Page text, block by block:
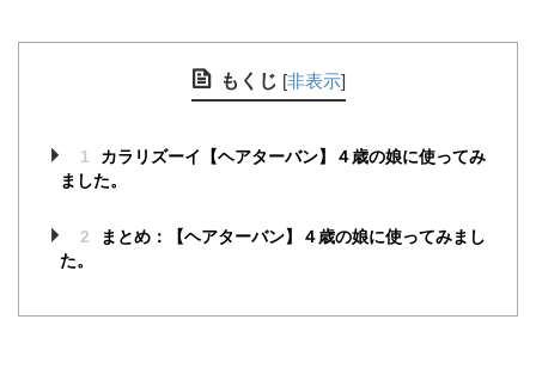
もくじ [非表示]
1
カラリズーイ【ヘアターバン】４歳の娘に使ってみ
ました。
2
まとめ：【ヘアターバン】４歳の娘に使ってみまし
た。